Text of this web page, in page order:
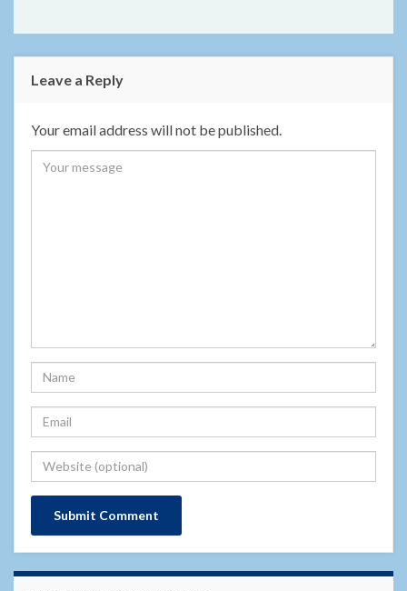
Leave a Reply
Your email address will not be published.